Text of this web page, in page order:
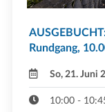
Rundgang,
So, 21. Juni
10:00 -